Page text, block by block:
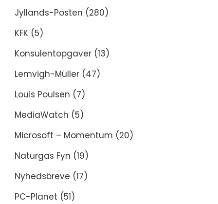
Jyllands-Posten (280)
KFK (5)
Konsulentopgaver (13)
Lemvigh-Müller (47)
Louis Poulsen (7)
MediaWatch (5)
Microsoft – Momentum (20)
Naturgas Fyn (19)
Nyhedsbreve (17)
PC-Planet (51)